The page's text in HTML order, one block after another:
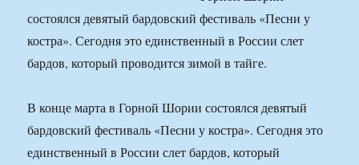
состоялся девятый бардовский фестиваль «Песни у
костра». Сегодня это единственный в России слет
бардов, который проводится зимой в тайге.
В конце марта в Горной Шории состоялся девятый
бардовский фестиваль «Песни у костра». Сегодня это
единственный в России слет бардов, который